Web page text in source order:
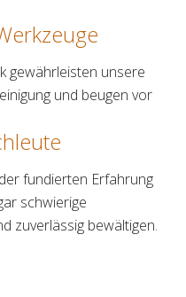
gewährleisten unsere
und beugen vor
fundierten Erfahrung
schwierige
zuverlässig bewältigen.